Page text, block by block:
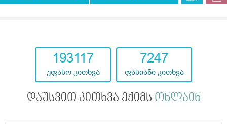
193117
უფასო კითხვა
7247
ფასიანი კითხვა
დაუსვით კითხვა ექიმს ონლაინ